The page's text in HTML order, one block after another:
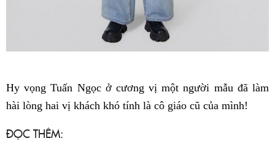
Hy vọng Tuấn Ngọc ở cương vị một người mẫu đã làm
hài lòng hai vị khách khó tính là cô giáo cũ của mình!
ĐỌC THÊM: